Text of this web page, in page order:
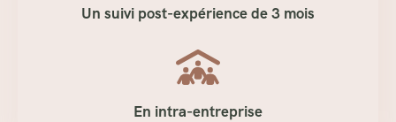
Un suivi post-expérience de 3 mois
En intra-entreprise